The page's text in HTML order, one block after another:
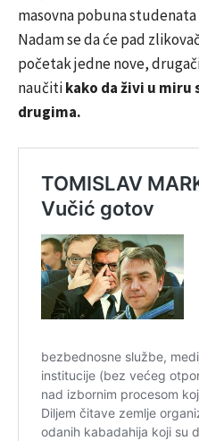
masovna pobuna studenata
Nadam se da će pad
početak jedne nove,
naučitikako da živi u miru
drugima.